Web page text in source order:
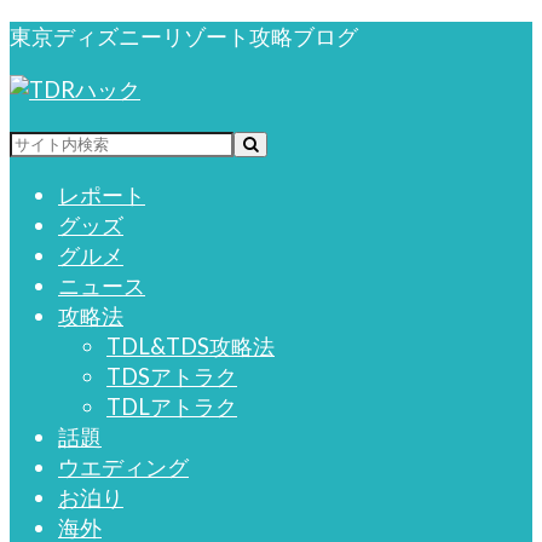
東京ディズニーリゾート攻略ブログ
レポート
グッズ
グルメ
ニュース
攻略法
TDL&TDS攻略法
TDSアトラク
TDLアトラク
話題
ウエディング
お泊り
海外